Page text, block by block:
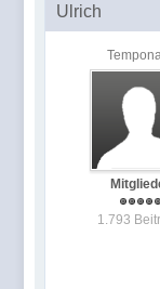
Ulrich
1.793